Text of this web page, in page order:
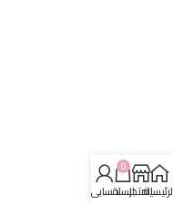
المتجر
0
السلةحسابي